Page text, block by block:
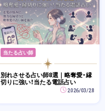
当たる占い師
別れさせる占い師8選｜略奪愛・縁
切りに強い！当たる電話占い
2026/03/28